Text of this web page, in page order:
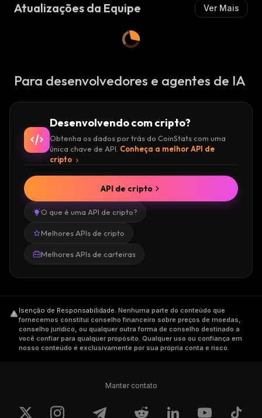
Atualizações da Equipe Ver Mais
Para desenvolvedores e agentes de IA
Desenvolvendo com cripto?
Obtenha os dados por trás do CoinStats com uma
única chave de API. Conheça a melhor API de
cripto
O que é uma API de cripto?
Melhores APIs de cripto
Melhores APIs de carteiras
API de cripto
Isenção de Responsabilidade. Nenhuma parte do conteúdo que
fornecemos constitui conselho financeiro sobre preços de moedas,
conselho jurídico, ou qualquer outra forma de conselho destinado a
você confiar para qualquer propósito. Qualquer uso ou confiança em
nosso conteúdo é exclusivamente por sua própria conta e risco.
Manter contato